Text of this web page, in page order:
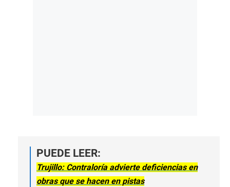
PUEDE LEER:
Trujillo: Contraloría advierte deficiencias en
obras que se hacen en pistas